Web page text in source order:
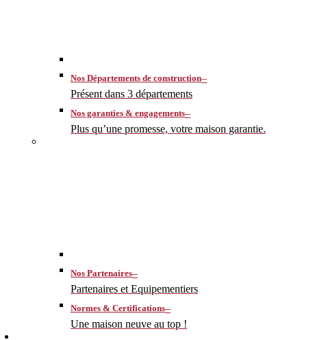
Nos Départements de construction–
Présent dans 3 départements
Nos garanties & engagements–
Plus qu’une promesse, votre maison garantie.
Nos Partenaires–
Partenaires et Equipementiers
Normes & Certifications–
Une maison neuve au top !